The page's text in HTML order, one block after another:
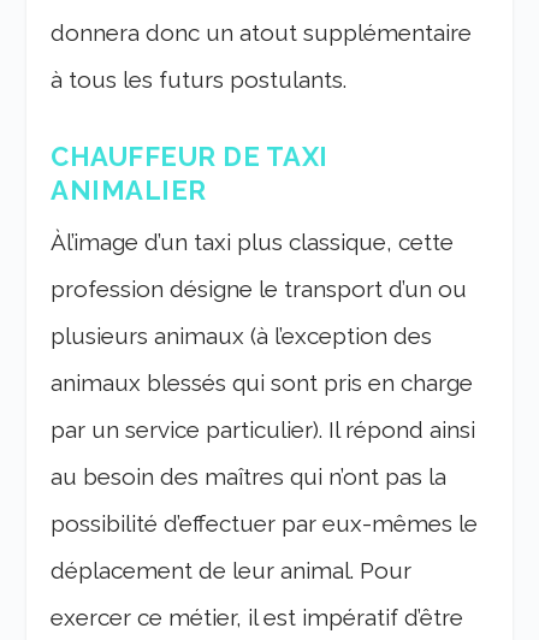
donnera donc un atout supplémentaire
à tous les futurs postulants.
CHAUFFEUR DE TAXI
ANIMALIER
Àl’image d’un taxi plus classique, cette
profession désigne le transport d’un ou
plusieurs animaux (à l’exception des
animaux blessés qui sont pris en charge
par un service particulier). Il répond ainsi
au besoin des maîtres qui n’ont pas la
possibilité d’effectuer par eux-mêmes le
déplacement de leur animal. Pour
exercer ce métier, il est impératif d’être